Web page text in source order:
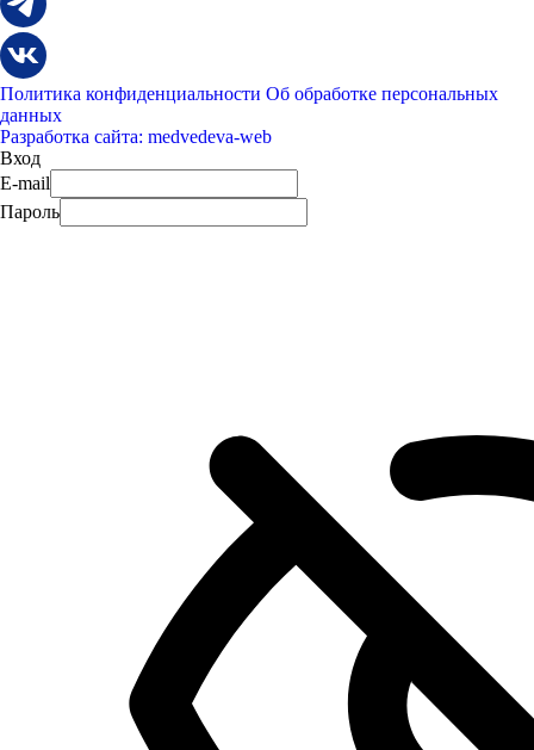
Политика конфиденциальности Об обработке персональных
данных
Разработка сайта: medvedeva-web
Вход
E-mail
Пароль